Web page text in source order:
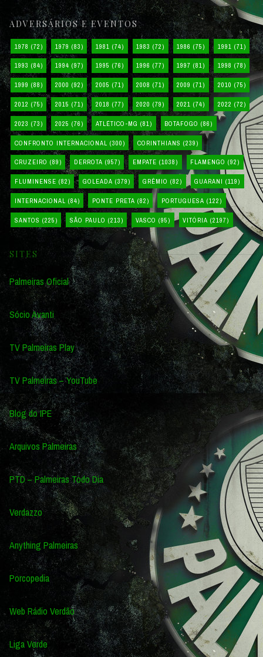
ADVERSÁRIOS E EVENTOS
1978 (72) 1979 (83) 1981 (74) 1983 (72) 1986 (75) 1991 (71)
1993 (84) 1994 (97) 1995 (76) 1996 (77) 1997 (81) 1998 (78)
1999 (88) 2000 (92) 2005 (71) 2008 (71) 2009 (71) 2010 (75)
2012 (75) 2015 (71) 2018 (77) 2020 (79) 2021 (74) 2022 (72)
2023 (73) 2025 (76) ATLÉTICO-MG (81) BOTAFOGO (86)
CONFRONTO INTERNACIONAL (300) CORINTHIANS (239)
CRUZEIRO (89) DERROTA (957) EMPATE (1038) FLAMENGO (92)
FLUMINENSE (82) GOLEADA (379) GRÊMIO (82) GUARANI (119)
INTERNACIONAL (84) PONTE PRETA (82) PORTUGUESA (122)
SANTOS (225) SÃO PAULO (213) VASCO (95) VITÓRIA (2197)
SITES
Palmeiras Oficial
Sócio Avanti
TV Palmeiras Play
TV Palmeiras – YouTube
Blog do IPE
Arquivos Palmeiras
PTD – Palmeiras Todo Dia
Verdazzo
Anything Palmeiras
Porcopedia
Web Rádio Verdão
Liga Verde